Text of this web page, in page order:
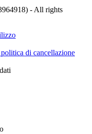
- All rights
di cancellazione